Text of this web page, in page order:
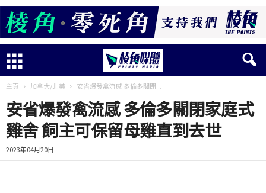
主頁 加拿大/北美 安省爆發禽流感 多倫多關閉...
安省爆發禽流感 多倫多關閉家庭式
雞舍 飼主可保留母雞直到去世
2023年04月20日